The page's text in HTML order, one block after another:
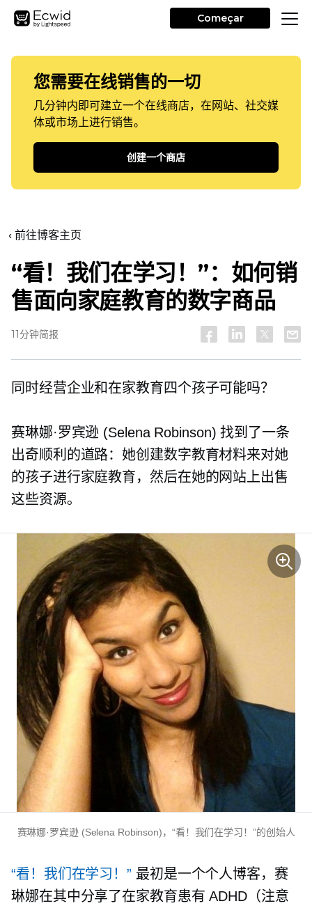
Começar
您需要在线销售的一切
几分钟内即可建立一个在线商店，在网站、社交媒
体或市场上进行销售。
创建一个商店
‹ 前往博客主页
“看！我们在学习！”：如何销
售面向家庭教育的数字商品
11分钟简报
同时经营企业和在家教育四个孩子可能吗？
赛琳娜·罗宾逊 (Selena Robinson) 找到了一条
出奇顺利的道路：她创建数字教育材料来对她
的孩子进行家庭教育，然后在她的网站上出售
这些资源。
赛琳娜·罗宾逊 (Selena Robinson)，“看！我们在学习！”的创始人
“看！我们在学习！” 最初是一个个人博客，赛
琳娜在其中分享了在家教育患有 ADHD（注意